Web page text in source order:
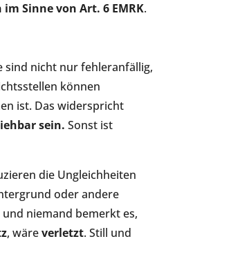
Sinne von Art. 6 EMRK.
sind nicht nur fehleranfällig,
können
ist. Das widerspricht
sein. Sonst ist
die Ungleichheiten
oder andere
niemand bemerkt es,
, wäreverletzt. Still und